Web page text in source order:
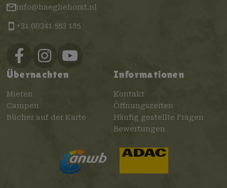
info@haeghehorst.nl
+31 (0)341 553 185
Übernachten
Mieten
Campen
Bücher auf der Karte
Informationen
Kontakt
Öffnungszeiten
Häufig gestellte Fragen
Bewertungen